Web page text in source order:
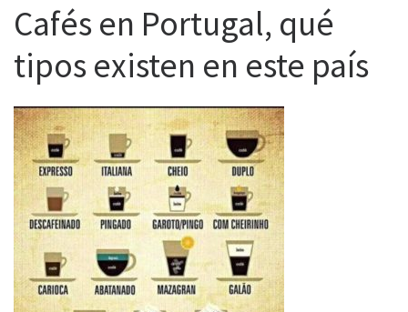
Cafés en Portugal, qué
tipos existen en este país